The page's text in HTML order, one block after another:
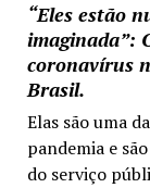
“Eles estão
imaginada”:
coronavírus
Brasil.
Elas são uma
pandemia e
do serviço